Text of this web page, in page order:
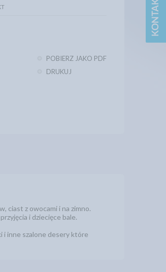
POBIERZ JAKO PDF
DRUKUJ
ciast z owocami i na zimno.
i dziecięce bale.
i inne szalone desery które